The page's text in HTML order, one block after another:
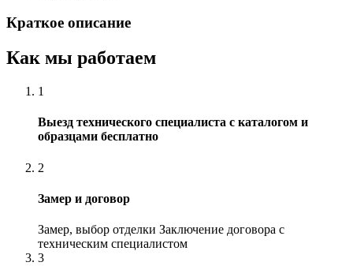
Краткое описание
Как мы работаем
1
Выезд технического специалиста с каталогом и
образцами бесплатно
2
Замер и договор
Замер, выбор отделки Заключение договора с
техническим специалистом
3